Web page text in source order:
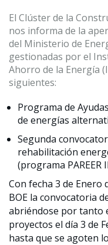
El Clúster de la
nos informa de la
del Ministerio de
gestionadas por el
Ahorro de la Energía
siguientes:
Programa de
de energías
Segunda
rehabilitación
(programa PAREER
Con fecha 3 de Enero
BOE la convocatoria
abriéndose por tanto
proyectos el día 3 de
hasta que se agoten